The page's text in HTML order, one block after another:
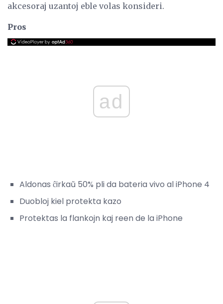
akcesoraj uzantoj eble volas konsideri.
Pros
ad
Aldonas ĉirkaŭ 50% pli da bateria vivo al iPhone 4
Duobloj kiel protekta kazo
Protektas la flankojn kaj reen de la iPhone